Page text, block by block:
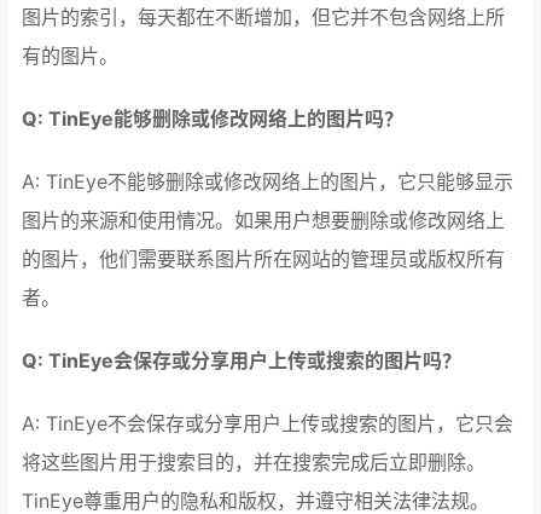
图片的索引，每天都在不断增加，但它并不包含网络上所
有的图片。
Q: TinEye能够删除或修改网络上的图片吗？
A: TinEye不能够删除或修改网络上的图片，它只能够显示
图片的来源和使用情况。如果用户想要删除或修改网络上
的图片，他们需要联系图片所在网站的管理员或版权所有
者。
Q: TinEye会保存或分享用户上传或搜索的图片吗？
A: TinEye不会保存或分享用户上传或搜索的图片，它只会
将这些图片用于搜索目的，并在搜索完成后立即删除。
TinEye尊重用户的隐私和版权，并遵守相关法律法规。